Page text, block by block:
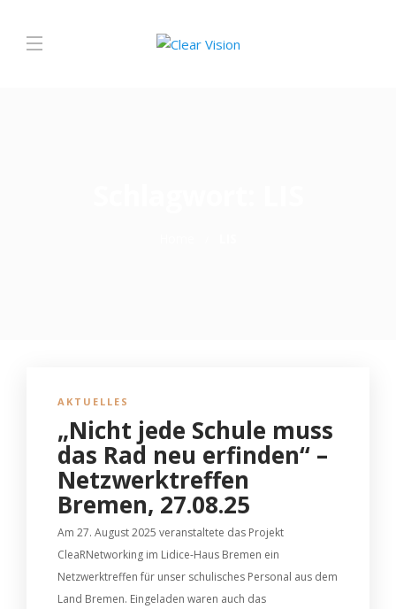
AKTUELLES
„Nicht jede Schule muss
das Rad neu erfinden“ –
Netzwerktreffen
Bremen, 27.08.25
Am 27. August 2025 veranstaltete das Projekt
CleaRNetworking im Lidice-Haus Bremen ein
Netzwerktreffen für unser schulisches Personal aus dem
Land Bremen. Eingeladen waren auch das